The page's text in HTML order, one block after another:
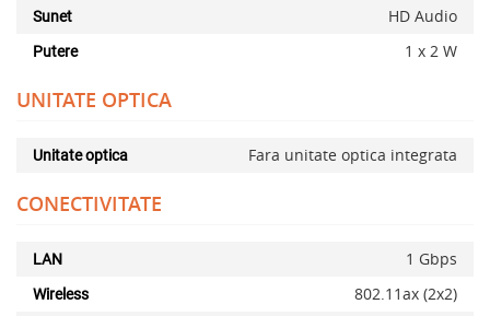
Sunet HD Audio
Putere 1 x 2 W
UNITATE OPTICA
Unitate optica Fara unitate optica integrata
CONECTIVITATE
LAN 1 Gbps
Wireless 802.11ax (2x2)
x